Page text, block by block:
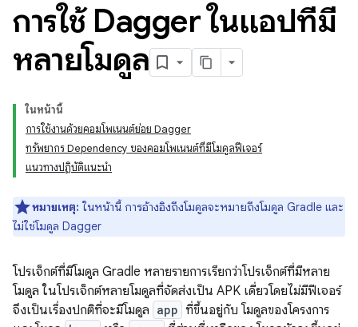
การใช้ Dagger ในแอปที่มี
หลายโมดูล
ในหน้านี้
การใช้งานด้วยคอมโพเนนต์ย่อย Dagger
ทรัพยากร Dependency ของคอมโพเนนต์ที่มีโมดูลฟีเจอร์
แนวทางปฏิบัติแนะนำ
หมายเหตุ: ในหน้านี้ การอ้างอิงถึงโมดูลจะหมายถึงโมดูล Gradle และ
ไม่ใช่โมดูล Dagger
โปรเจ็กต์ที่มีโมดูล Gradle หลายรายการเรียกว่าโปรเจ็กต์ที่มีหลาย
โมดูล ในโปรเจ็กต์หลายโมดูลที่จัดส่งเป็น APK เดี่ยวโดยไม่มีฟีเจอร์
จึงเป็นเรื่องปกติที่จะมีโมดูล app ที่ขึ้นอยู่กับ โมดูลของโครงการ